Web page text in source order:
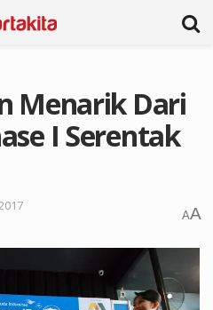
Menarik Dari
I Serentak
AA